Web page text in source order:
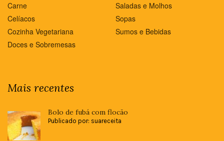
Carne
Celíacos
Cozinha Vegetariana
Doces e Sobremesas
Saladas e Molhos
Sopas
Sumos e Bebidas
Mais recentes
Bolo de fubá com flocão
Publicado por: suareceita